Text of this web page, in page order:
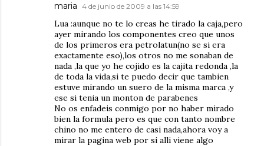
maria 4 de junio de 2009 a las 14:59
Lua :aunque no te lo creas he tirado la caja,pero
ayer mirando los componentes creo que unos
de los primeros era petrolatun(no se si era
exactamente eso),los otros no me sonaban de
nada ,la que yo he cojido es la cajita redonda ,la
de toda la vida,si te puedo decir que tambien
estuve mirando un suero de la misma marca ,y
ese si tenia un monton de parabenes
No os enfadeis conmigo por no haber mirado
bien la formula pero es que con tanto nombre
chino no me entero de casi nada,ahora voy a
mirar la pagina web por si alli viene algo